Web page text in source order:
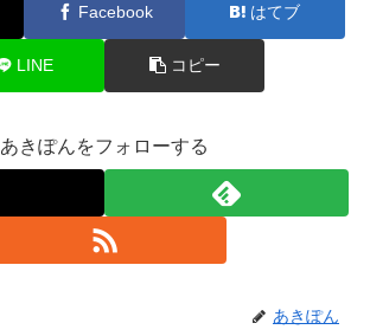
Facebook はてブ
LINE コピー
あきぽんをフォローする
あきぽん